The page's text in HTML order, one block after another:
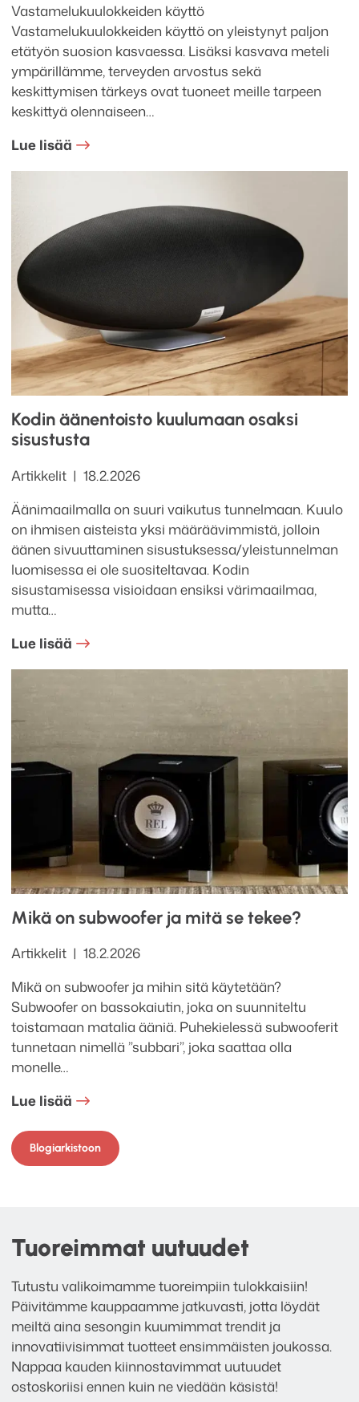
Vastamelukuulokkeiden käyttö
Vastamelukuulokkeiden käyttö on yleistynyt paljon
etätyön suosion kasvaessa. Lisäksi kasvava meteli
ympärillämme, terveyden arvostus sekä
keskittymisen tärkeys ovat tuoneet meille tarpeen
keskittyä olennaiseen…
Lue lisää
Kodin äänentoisto kuulumaan osaksi
sisustusta
Kategoriat
Artikkelit Julkaistu
18.2.2026
Äänimaailmalla on suuri vaikutus tunnelmaan. Kuulo
on ihmisen aisteista yksi määräävimmistä, jolloin
äänen sivuuttaminen sisustuksessa/yleistunnelman
luomisessa ei ole suositeltavaa. Kodin
sisustamisessa visioidaan ensiksi värimaailmaa,
mutta…
Lue lisää
Mikä on subwoofer ja mitä se tekee?
Kategoriat
Artikkelit Julkaistu
18.2.2026
Mikä on subwoofer ja mihin sitä käytetään?
Subwoofer on bassokaiutin, joka on suunniteltu
toistamaan matalia ääniä. Puhekielessä subwooferit
tunnetaan nimellä ”subbari”, joka saattaa olla
monelle…
Lue lisää
Blogiarkistoon
Tuoreimmat uutuudet
Tutustu valikoimamme tuoreimpiin tulokkaisiin!
Päivitämme kauppaamme jatkuvasti, jotta löydät
meiltä aina sesongin kuumimmat trendit ja
innovatiivisimmat tuotteet ensimmäisten joukossa.
Nappaa kauden kiinnostavimmat uutuudet
ostoskoriisi ennen kuin ne viedään käsistä!